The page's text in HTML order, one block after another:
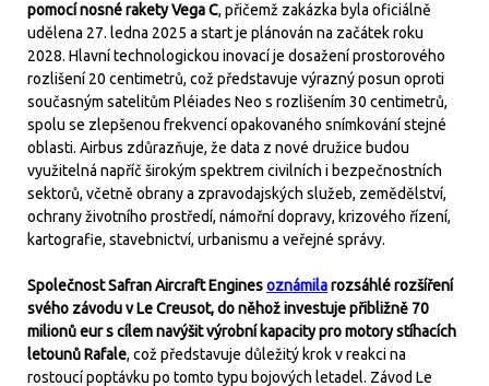
pomocí nosné rakety Vega C, přičemž zakázka byla oficiálně
udělena 27. ledna 2025 a start je plánován na začátek roku
2028. Hlavní technologickou inovací je dosažení prostorového
rozlišení 20 centimetrů, což představuje výrazný posun oproti
současným satelitům Pléiades Neo s rozlišením 30 centimetrů,
spolu se zlepšenou frekvencí opakovaného snímkování stejné
oblasti. Airbus zdůrazňuje, že data z nové družice budou
využitelná napříč širokým spektrem civilních i bezpečnostních
sektorů, včetně obrany a zpravodajských služeb, zemědělství,
ochrany životního prostředí, námořní dopravy, krizového řízení,
kartografie, stavebnictví, urbanismu a veřejné správy.
Společnost Safran Aircraft Enginesoznámilarozsáhlé rozšíření
svého závodu v Le Creusot, do něhož investuje přibližně 70
milionů eur s cílem navýšit výrobní kapacity pro motory stíhacích
letounů Rafale, což představuje důležitý krok v reakci na
rostoucí poptávku po tomto typu bojových letadel. Závod Le